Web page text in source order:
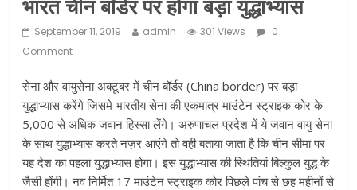
भारत चीन बॉर्डर पर होगा बड़ा युद्धाभ्‍यास
September 11, 2019 admin 301 Views
0
Comment
सेना और वायुसेना अक्टूबर में चीन बॉर्डर (China border) पर बड़ा
युद्धाभ्यास करेंगे जिसमे भारतीय सेना की एकमात्र माउंटेन स्ट्राइक कोर के
5,000 से अधिक जवान हिस्‍सा लेंगे। अरुणाचल प्रदेश में ये जवान वायु सेना
के साथ युद्धाभ्यास करते नज़र आएंगे तो वही बताया जाता है कि चीन सीमा पर
यह देश का पहला युद्धाभ्‍यास होगा। इस युद्धाभ्‍यास की स्थितियां बिल्‍कुल युद्ध के
जैसी होंगी। नव निर्मित 17 माउंटेन स्ट्राइक कोर पिछले पांच से छह महीनों से